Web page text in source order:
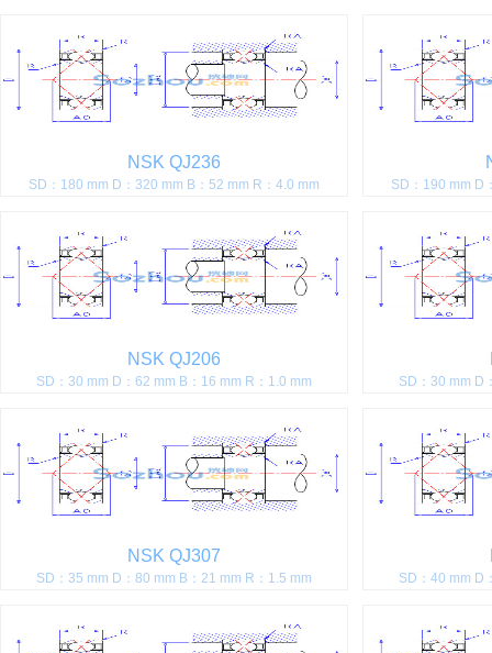
NSK QJ236
SD：180 mm D：320 mm B：52 mm R：4.0 mm SD：190 mm D
NSK QJ206
SD：30 mm D：62 mm B：16 mm R：1.0 mm SD：30 mm D
NSK QJ307
SD：35 mm D：80 mm B：21 mm R：1.5 mm SD：40 mm D